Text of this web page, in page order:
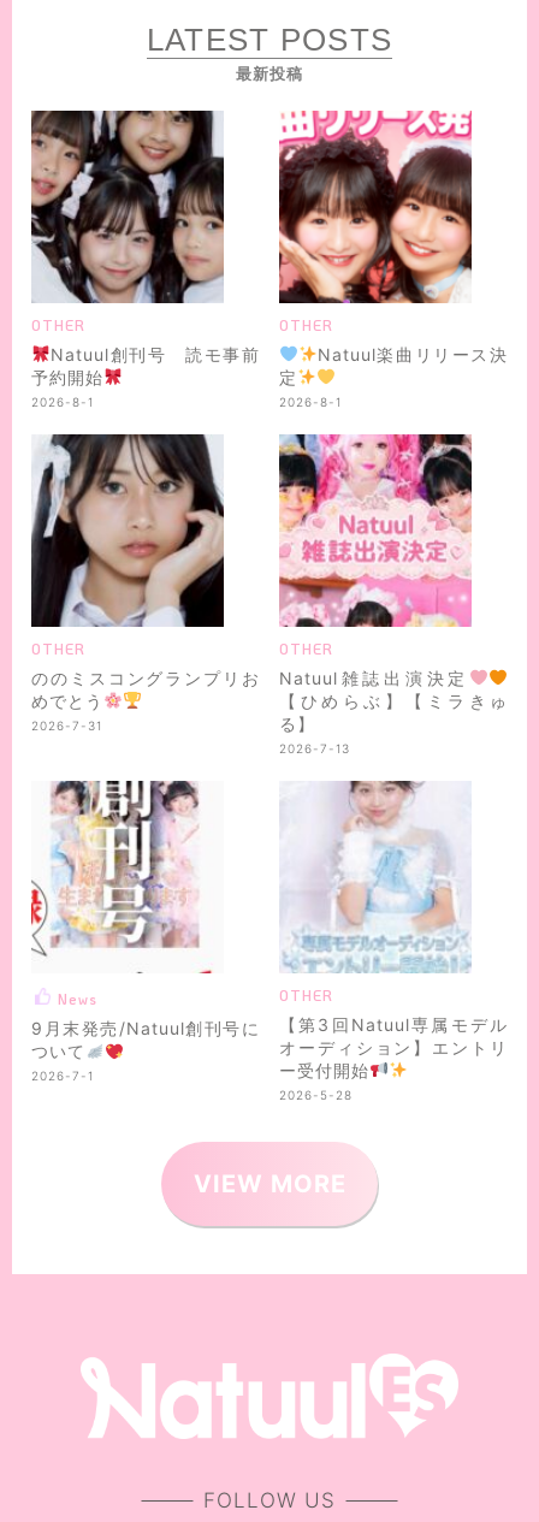
LATEST POSTS
最新投稿
OTHER
Natuul創刊号 読モ事前
予約開始
2026-8-1
OTHER
Natuul楽曲リリース決
定
2026-8-1
OTHER
ののミスコングランプリお
めでとう
2026-7-31
OTHER
Natuul雑誌出演決定
【ひめらぶ】【ミラきゅ
る】
2026-7-13
News
9月末発売/Natuul創刊号に
ついて
2026-7-1
OTHER
【第3回Natuul専属モデル
オーディション】エントリ
ー受付開始
2026-5-28
VIEW MORE
FOLLOW US